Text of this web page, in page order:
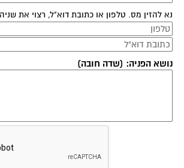
נא להזין מס. טלפון או כתובת דוא"ל, רצוי את
נושא הפניה: (שדה חובה)